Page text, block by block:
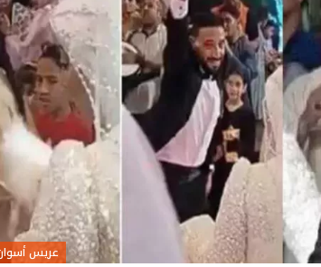
عريس